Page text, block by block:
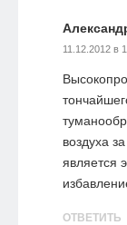
11.12.2012 в
воздуха
является
ОТВЕТИТЬ